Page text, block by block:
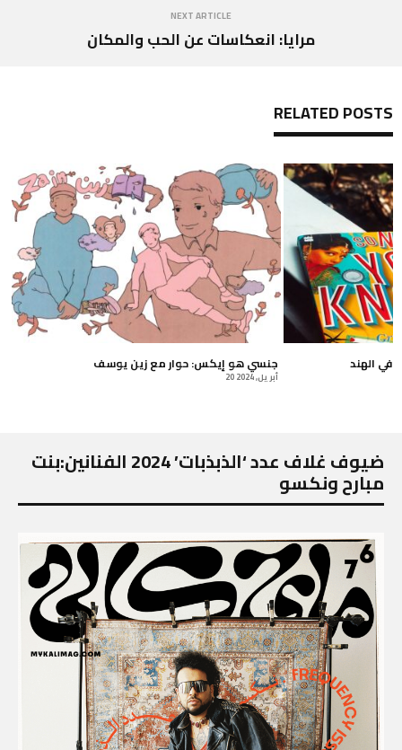
NEXT ARTICLE
مرايا: انعكاسات عن الحب والمكان
RELATED POSTS
جنسي هو إيكس: حوار مع زين يوسف
20 أبريل, 2024
في الهند
ضيوف غلاف عدد ‘الذبذبات’ 2024 الفنانين:بنت
مبارح ونكسو